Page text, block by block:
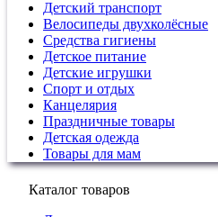
Детский транспорт
Велосипеды двухколёсные
Средства гигиены
Детское питание
Детские игрушки
Спорт и отдых
Канцелярия
Праздничные товары
Детская одежда
Товары для мам
Каталог товаров